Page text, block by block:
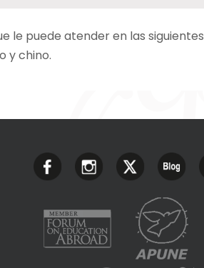
le puede atender en las siguientes
y chino.